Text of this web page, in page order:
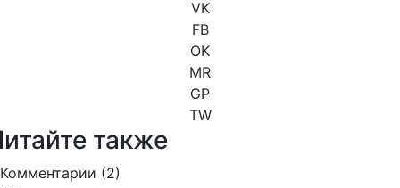
VK
FB
OK
MR
GP
TW
также
Комментарии (2)